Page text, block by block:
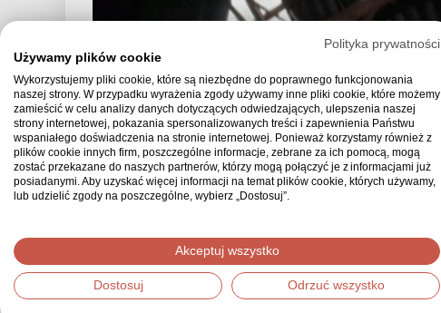
Polityka prywatności
Używamy plików cookie
Wykorzystujemy pliki cookie, które są niezbędne do poprawnego funkcjonowania
naszej strony. W przypadku wyrażenia zgody używamy inne pliki cookie, które możemy
zamieścić w celu analizy danych dotyczących odwiedzających, ulepszenia naszej
strony internetowej, pokazania spersonalizowanych treści i zapewnienia Państwu
wspaniałego doświadczenia na stronie internetowej. Ponieważ korzystamy również z
plików cookie innych firm, poszczególne informacje, zebrane za ich pomocą, mogą
zostać przekazane do naszych partnerów, którzy mogą połączyć je z informacjami już
posiadanymi. Aby uzyskać więcej informacji na temat plików cookie, których używamy,
lub udzielić zgody na poszczególne, wybierz „Dostosuj”.
Akceptuj wszystko
Dostosuj Odrzuć wszystko